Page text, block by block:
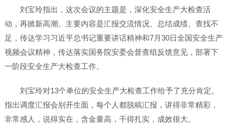
刘宝玲指出，这次会议的主题是，深化安全生产大检查活
动，再掀新高潮。主要内容是汇报交流情况、总结成绩、查找不
足，传达学习习近平总书记重要讲话精神和7月30日全国安全生产
视频会议精神，传达落实国务院安委会督查组反馈意见，部署下
一阶段安全生产大检查工作。
刘宝玲对13个单位的安全生产大检查工作给予了充分肯定。
指出调度汇报会别开生面，每个人都脱稿汇报，讲得非常精彩，
非常感人，说得实在，含金量高，干得扎实，成效很大。